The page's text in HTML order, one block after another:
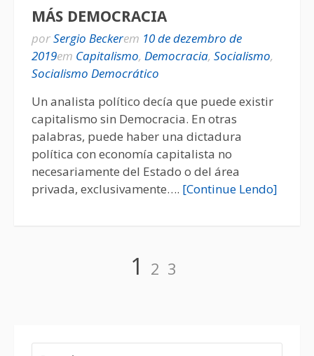
MÁS DEMOCRACIA
porSergio Beckerem 10 de dezembro de
2019em Capitalismo, Democracia, Socialismo,
Socialismo Democrático
Un analista político decía que puede existir
capitalismo sin Democracia. En otras
palabras, puede haber una dictadura
política con economía capitalista no
necesariamente del Estado o del área
privada, exclusivamente…. [Continue Lendo]
1 2 3